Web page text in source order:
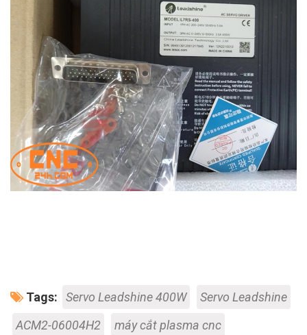
Tags: Servo Leadshine 400W
Servo Leadshine
ACM2-06004H2
máy cắt plasma cnc